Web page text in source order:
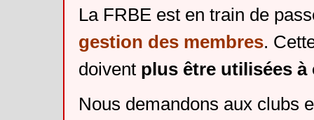
La FRBE est en train de
gestion des membres.
doivent plus être utilisées
Nous demandons aux clubs